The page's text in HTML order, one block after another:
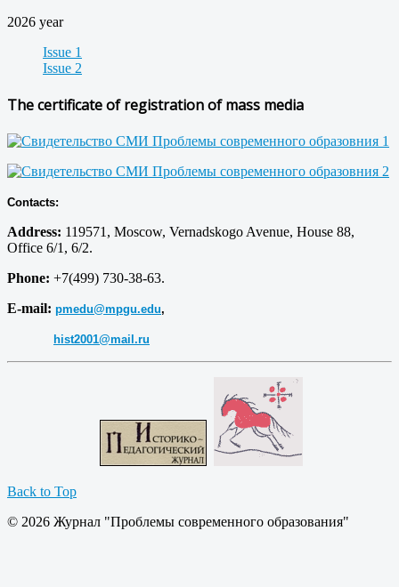
2026 year
Issue 1
Issue 2
The certificate of registration of mass media
Contacts:
Address: 119571, Moscow, Vernadskogo Avenue, House 88,
Office 6/1, 6/2.
Phone: +7(499) 730-38-63.
E-mail: pmedu@mpgu.edu,
hist2001@mail.ru
Back to Top
© 2026 Журнал "Проблемы современного образования"